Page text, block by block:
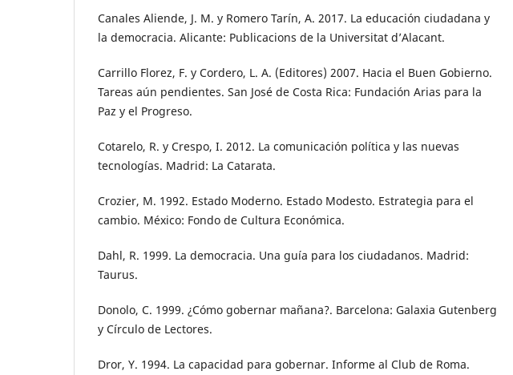
Canales Aliende, J. M. y Romero Tarín, A. 2017. La educación ciudadana y
la democracia. Alicante: Publicacions de la Universitat d’Alacant.
Carrillo Florez, F. y Cordero, L. A. (Editores) 2007. Hacia el Buen Gobierno.
Tareas aún pendientes. San José de Costa Rica: Fundación Arias para la
Paz y el Progreso.
Cotarelo, R. y Crespo, I. 2012. La comunicación política y las nuevas
tecnologías. Madrid: La Catarata.
Crozier, M. 1992. Estado Moderno. Estado Modesto. Estrategia para el
cambio. México: Fondo de Cultura Económica.
Dahl, R. 1999. La democracia. Una guía para los ciudadanos. Madrid:
Taurus.
Donolo, C. 1999. ¿Cómo gobernar mañana?. Barcelona: Galaxia Gutenberg
y Círculo de Lectores.
Dror, Y. 1994. La capacidad para gobernar. Informe al Club de Roma.